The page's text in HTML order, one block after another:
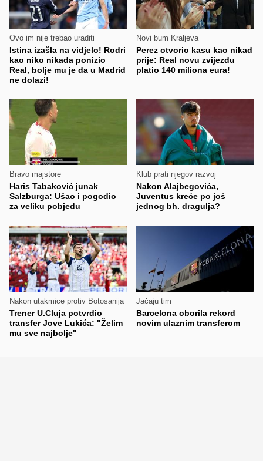
Ovo im nije trebao uraditi
Istina izašla na vidjelo! Rodri
kao niko nikada ponizio
Real, bolje mu je da u Madrid
ne dolazi!
Novi bum Kraljeva
Perez otvorio kasu kao nikad
prije: Real novu zvijezdu
platio 140 miliona eura!
Bravo majstore
Haris Tabaković junak
Salzburga: Ušao i pogodio
za veliku pobjedu
Klub prati njegov razvoj
Nakon Alajbegovića,
Juventus kreće po još
jednog bh. dragulja?
Nakon utakmice protiv Botosanija
Trener U.Cluja potvrdio
transfer Jove Lukića: "Želim
mu sve najbolje"
Jačaju tim
Barcelona oborila rekord
novim ulaznim transferom